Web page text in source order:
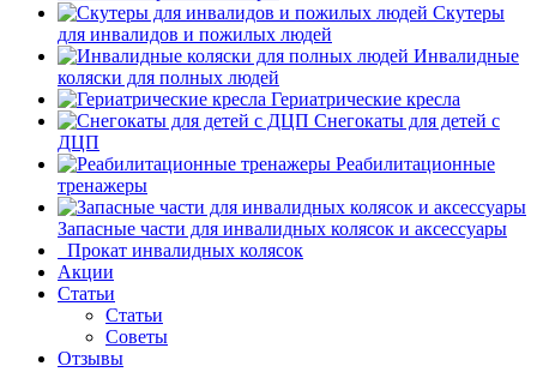
Скутеры
для инвалидов и пожилых людей
Инвалидные
коляски для полных людей
Гериатрические кресла
Снегокаты для детей c
ДЦП
Реабилитационные
тренажеры
Запасные части для инвалидных колясок и аксессуары
Прокат инвалидных колясок
Акции
Статьи
Статьи
Советы
Отзывы